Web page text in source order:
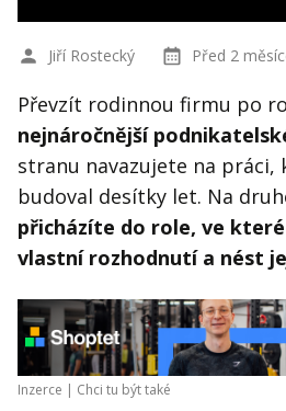
Jiří Rostecký Před 2
Převzít rodinnou firmu po
nejnáročnější
stranu navazujete na práci,
budoval desítky let. Na
přicházíte do role, ve
vlastní rozhodnutí a nést
Inzerce | Chci tu být také